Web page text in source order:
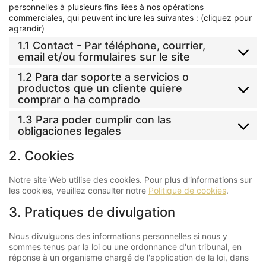
personnelles à plusieurs fins liées à nos opérations
commerciales, qui peuvent inclure les suivantes : (cliquez pour
agrandir)
1.1 Contact - Par téléphone, courrier,
email et/ou formulaires sur le site
1.2 Para dar soporte a servicios o
productos que un cliente quiere
comprar o ha comprado
1.3 Para poder cumplir con las
obligaciones legales
2. Cookies
Notre site Web utilise des cookies. Pour plus d'informations sur
les cookies, veuillez consulter notre Politique de cookies.
3. Pratiques de divulgation
Nous divulguons des informations personnelles si nous y
sommes tenus par la loi ou une ordonnance d'un tribunal, en
réponse à un organisme chargé de l'application de la loi, dans